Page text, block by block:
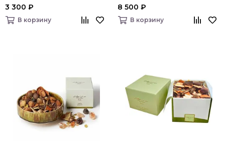
3 300 ₽
В корзину
8 500 ₽
В корзину